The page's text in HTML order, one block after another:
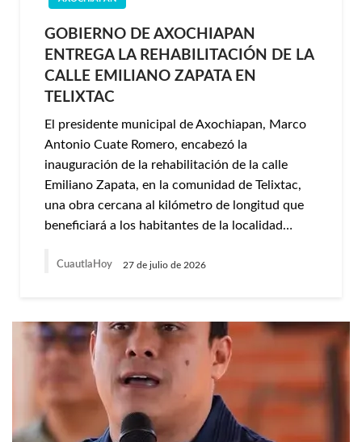
GOBIERNO DE AXOCHIAPAN
ENTREGA LA REHABILITACIÓN DE LA
CALLE EMILIANO ZAPATA EN
TELIXTAC
El presidente municipal de Axochiapan, Marco
Antonio Cuate Romero, encabezó la
inauguración de la rehabilitación de la calle
Emiliano Zapata, en la comunidad de Telixtac,
una obra cercana al kilómetro de longitud que
beneficiará a los habitantes de la localidad…
CuautlaHoy 27 de julio de 2026